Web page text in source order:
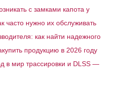
с замками капота у
часто нужно их обслуживать
как найти надежного
продукцию в 2026 году
в мир трассировки и DLSS —